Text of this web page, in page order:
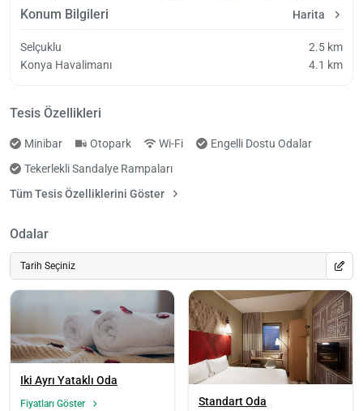
Konum Bilgileri Harita
Selçuklu
2.5 km
Konya Havalimanı
4.1 km
Tesis Özellikleri
Minibar Otopark Wi-Fi
Engelli Dostu Odalar
Tekerlekli Sandalye Rampaları
Tüm Tesis Özelliklerini Göster
Odalar
Tarih Seçiniz
Iki Ayrı Yataklı Oda
Fiyatları Göster Standart Oda